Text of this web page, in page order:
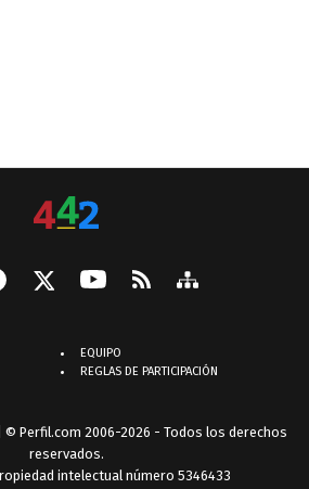
EQUIPO
REGLAS DE PARTICIPACIÓN
| © Perfil.com 2006-2026 - Todos los derechos
reservados.
intelectual número 5346433